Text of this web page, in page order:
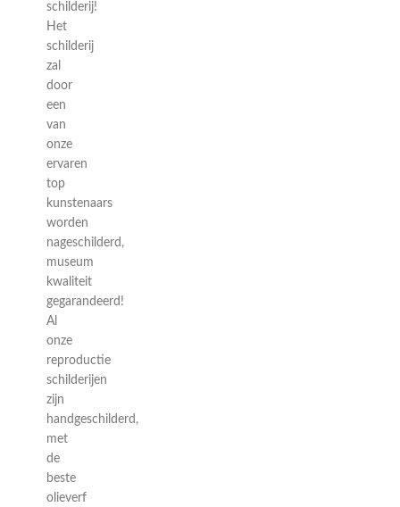
schilderij!
Het
schilderij
zal
door
een
van
onze
ervaren
top
kunstenaars
worden
nageschilderd,
museum
kwaliteit
gegarandeerd!
Al
onze
reproductie
schilderijen
zijn
handgeschilderd,
met
de
beste
olieverf